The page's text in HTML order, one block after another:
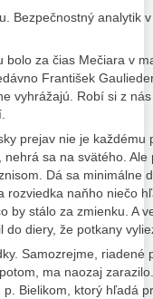
Bezpečnostný analytik
bolo za čias Mečiara v
František
vyhrážajú. Robí si z
prejav nie je každému
sa na svätého.
Dá sa minimálne
rozviedka naňho niečo
by stálo za zmienku. A
diery, že potkany
Samozrejme, riadené
ma naozaj
Bielikom, ktorý hľadá